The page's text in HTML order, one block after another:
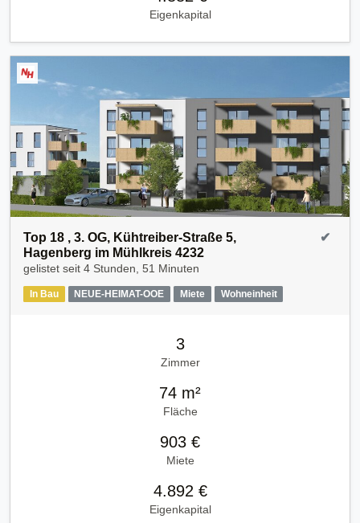
Eigenkapital
Top 18 , 3. OG, Kühtreiber-Straße 5,
Hagenberg im Mühlkreis 4232
gelistet seit 4 Stunden, 51 Minuten
In Bau NEUE-HEIMAT-OOE Miete Wohneinheit
✔
3
Zimmer
74 m²
Fläche
903 €
Miete
4.892 €
Eigenkapital